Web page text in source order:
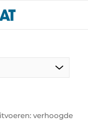
verhoogde